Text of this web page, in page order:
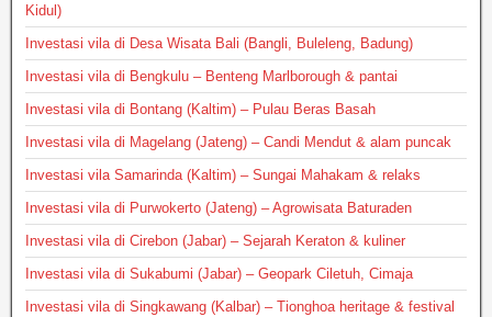
Kidul)
Investasi vila di Desa Wisata Bali (Bangli, Buleleng, Badung)
Investasi vila di Bengkulu – Benteng Marlborough & pantai
Investasi vila di Bontang (Kaltim) – Pulau Beras Basah
Investasi vila di Magelang (Jateng) – Candi Mendut & alam puncak
Investasi vila Samarinda (Kaltim) – Sungai Mahakam & relaks
Investasi vila di Purwokerto (Jateng) – Agrowisata Baturaden
Investasi vila di Cirebon (Jabar) – Sejarah Keraton & kuliner
Investasi vila di Sukabumi (Jabar) – Geopark Ciletuh, Cimaja
Investasi vila di Singkawang (Kalbar) – Tionghoa heritage & festival